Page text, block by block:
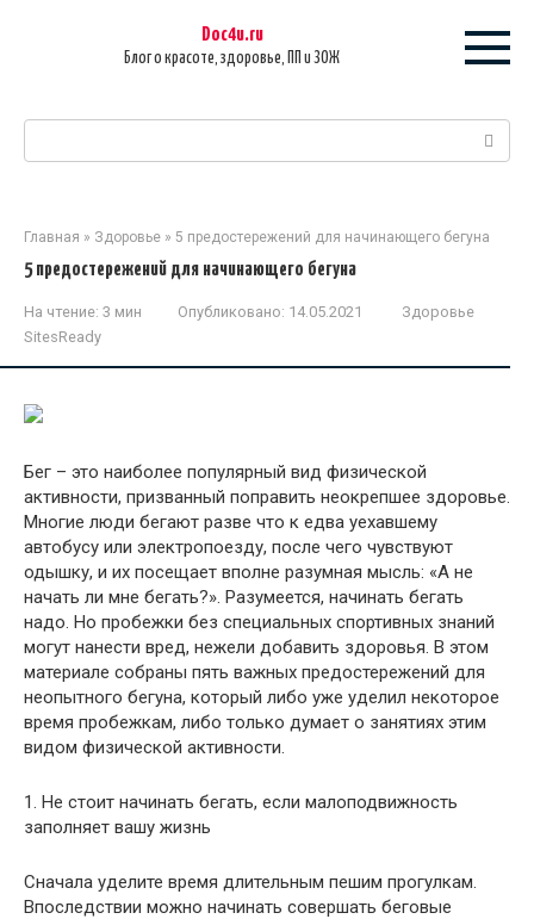
Doc4u.ru
Блог о красоте, здоровье, ПП и ЗОЖ
Главная » Здоровье » 5 предостережений для начинающего бегуна
5 предостережений для начинающего бегуна
На чтение: 3 мин Опубликовано: 14.05.2021
Здоровье
SitesReady
Бег – это наиболее популярный вид физической
активности, призванный поправить неокрепшее здоровье.
Многие люди бегают разве что к едва уехавшему
автобусу или электропоезду, после чего чувствуют
одышку, и их посещает вполне разумная мысль: «А не
начать ли мне бегать?». Разумеется, начинать бегать
надо. Но пробежки без специальных спортивных знаний
могут нанести вред, нежели добавить здоровья. В этом
материале собраны пять важных предостережений для
неопытного бегуна, который либо уже уделил некоторое
время пробежкам, либо только думает о занятиях этим
видом физической активности.
1. Не стоит начинать бегать, если малоподвижность
заполняет вашу жизнь
Сначала уделите время длительным пешим прогулкам.
Впоследствии можно начинать совершать беговые